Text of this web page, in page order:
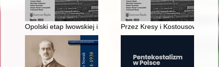
Opolski etap lwowskiej inicjatywy powstania przyszłego
Przez Kresy i Kostousowo, aż